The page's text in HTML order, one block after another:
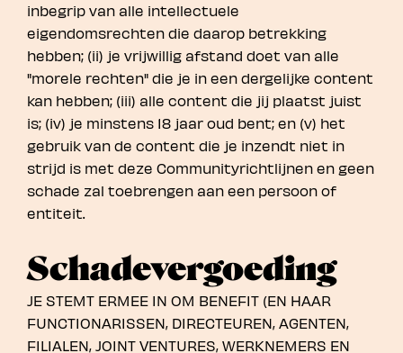
inbegrip van alle intellectuele
eigendomsrechten die daarop betrekking
hebben; (ii) je vrijwillig afstand doet van alle
"morele rechten" die je in een dergelijke content
kan hebben; (iii) alle content die jij plaatst juist
is; (iv) je minstens 18 jaar oud bent; en (v) het
gebruik van de content die je inzendt niet in
strijd is met deze Communityrichtlijnen en geen
schade zal toebrengen aan een persoon of
entiteit.
Schadevergoeding
JE STEMT ERMEE IN OM BENEFIT (EN HAAR
FUNCTIONARISSEN, DIRECTEUREN, AGENTEN,
FILIALEN, JOINT VENTURES, WERKNEMERS EN